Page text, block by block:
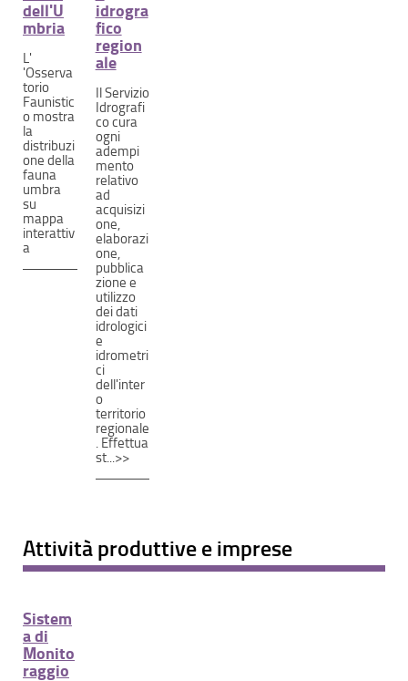
dell'U
mbria
L'
'Osserva
torio
Faunistic
o mostra
la
distribuzi
one della
fauna
umbra
su
mappa
interattiv
a
idrogra
fico
region
ale
Il Servizio
Idrografi
co cura
ogni
adempi
mento
relativo
ad
acquisizi
one,
elaborazi
one,
pubblica
zione e
utilizzo
dei dati
idrologici
e
idrometri
ci
dell'inter
o
territorio
regionale
. Effettua
st...>>
Attività produttive e imprese
Sistem
a di
Monito
raggio